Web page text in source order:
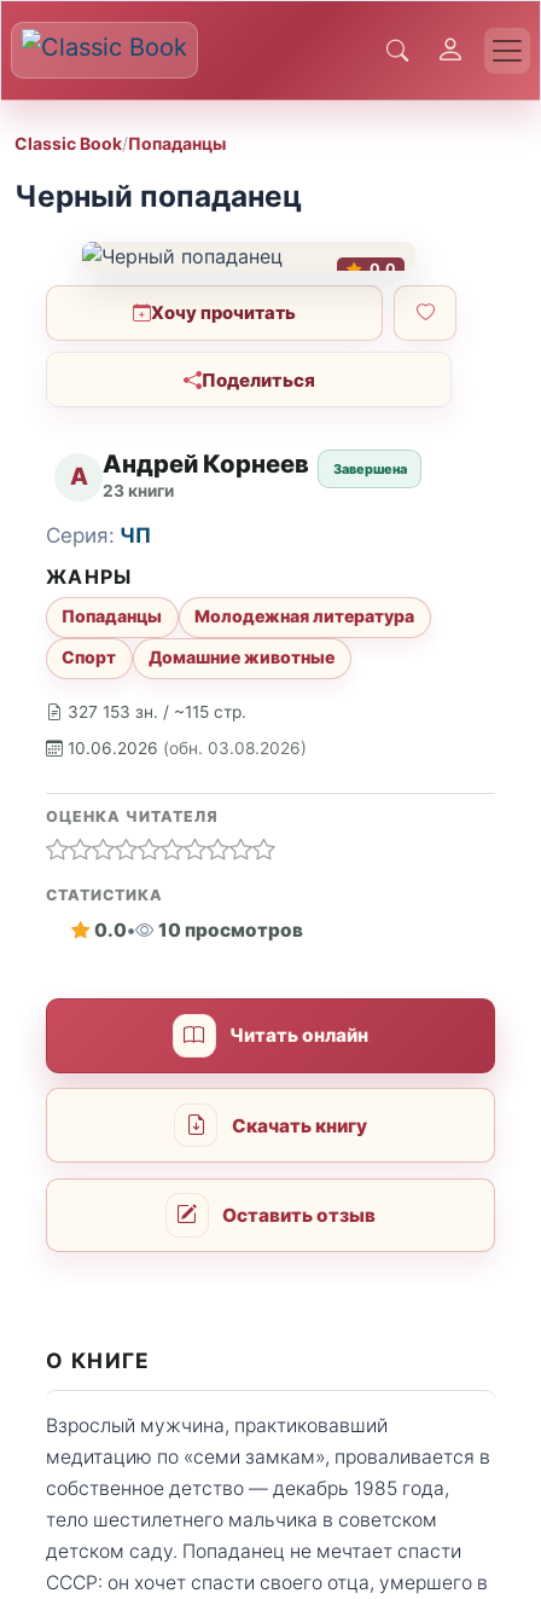
Classic Book/Попаданцы
Черный попаданец
0.0
Хочу прочитать
Поделиться
А Андрей Корнеев
23 книги
Завершена
327 153 зн. / ~115 стр.
10.06.2026 (обн. 03.08.2026)
Серия: ЧП
ЖАНРЫ
Попаданцы
Молодежная литература
Спорт
Домашние животные
ОЦЕНКА ЧИТАТЕЛЯ
СТАТИСТИКА
0.0• 10 просмотров
Читать онлайн
Скачать книгу
Оставить отзыв
О КНИГЕ
Взрослый мужчина, практиковавший
медитацию по «семи замкам», проваливается в
собственное детство — декабрь 1985 года,
тело шестилетнего мальчика в советском
детском саду. Попаданец не мечтает спасти
СССР: он хочет спасти своего отца, умершего в